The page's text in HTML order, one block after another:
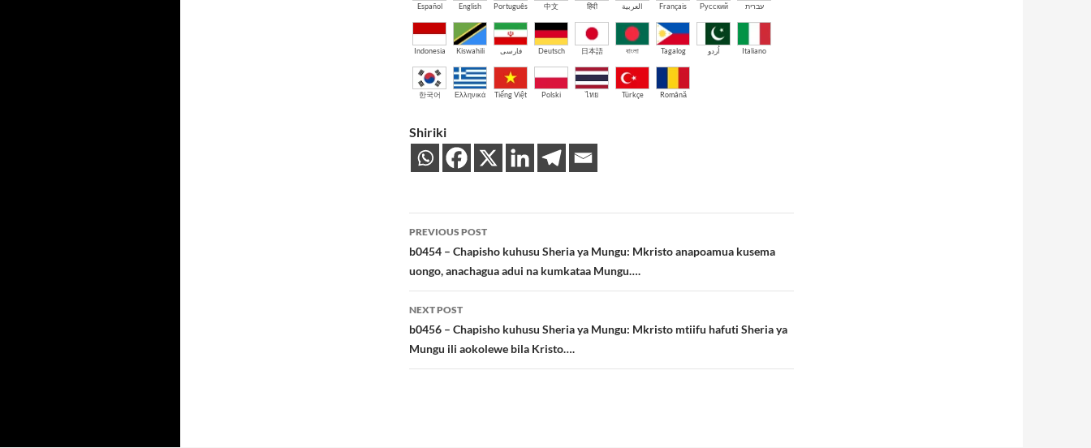
Español English Português 中文 हिंदी العربية Français Русский עברית
Indonesia Kiswahili فارسی Deutsch 日本語 বাংলা Tagalog اُردو Italiano
한국어 Ελληνικά Tiếng Việt Polski ไทย Türkçe Română
Shiriki
Post
navigation
PREVIOUS POST
b0454 – Chapisho kuhusu Sheria ya Mungu: Mkristo anapoamua kusema
uongo, anachagua adui na kumkataa Mungu….
NEXT POST
b0456 – Chapisho kuhusu Sheria ya Mungu: Mkristo mtiifu hafuti Sheria ya
Mungu ili aokolewe bila Kristo….